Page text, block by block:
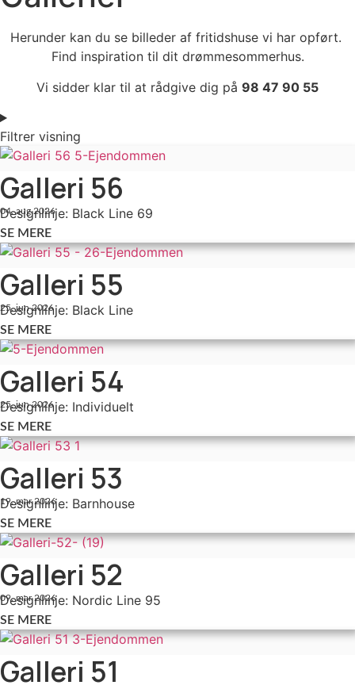
Herunder kan du se billeder af fritidshuse vi har opført.
Find inspiration til dit drømmesommerhus.
Vi sidder klar til at rådgive dig på 98 47 90 55
Filtrer visning
Galleri 56
04. aug 2026
Designlinje: Black Line 69
SE MERE
Galleri 55
25. jun 2026
Designlinje: Black Line
SE MERE
Galleri 54
25. jun 2026
Designlinje: Individuelt
SE MERE
Galleri 53
19. mar 2026
Designlinje: Barnhouse
SE MERE
Galleri 52
09. mar 2026
Designlinje: Nordic Line 95
SE MERE
Galleri 51